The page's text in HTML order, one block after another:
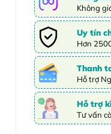
Không
Uy tín
Hơn
Thanh
Hỗ trợ
Hỗ trợ
Tư vấn